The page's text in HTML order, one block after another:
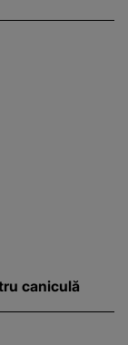
caniculă